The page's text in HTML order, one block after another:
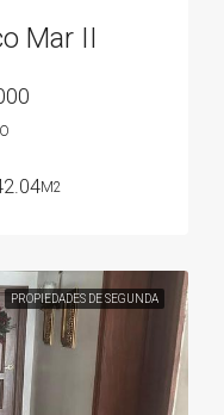
Mar II
M2
PROPIEDADES DE SEGUNDA